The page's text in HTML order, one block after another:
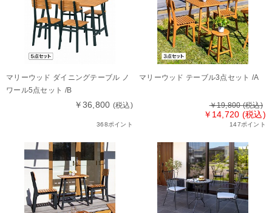
マリーウッド ダイニングテーブル ノ
ワール5点セット /B
￥36,800 (税込)
368ポイント
マリーウッド テーブル3点セット /A
￥19,800(税込)
￥14,720 (税込)
147ポイント